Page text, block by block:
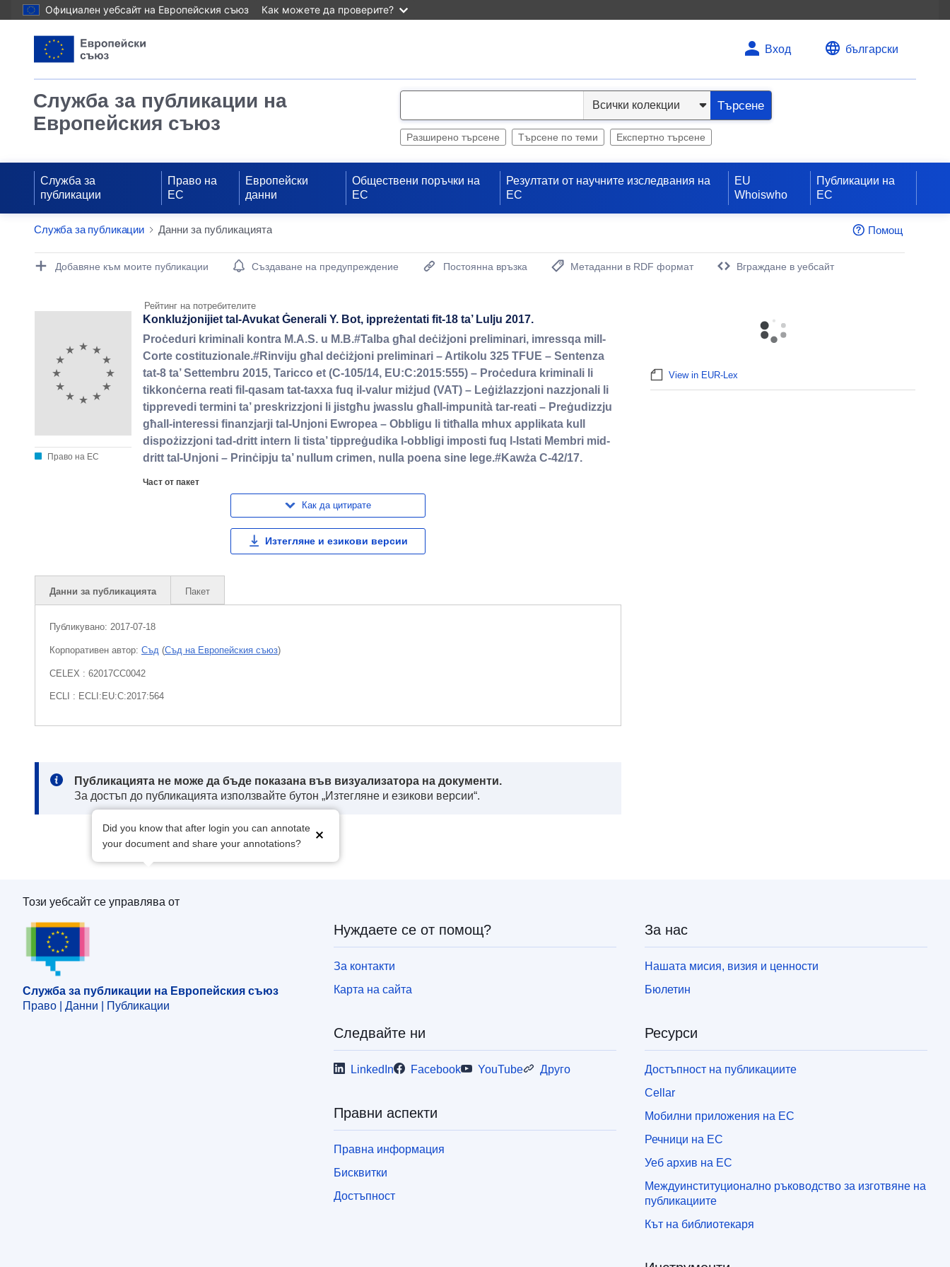
Официален уебсайт на Европейския съюз Как можете да проверите?
Вход български
Служба за публикации на
Европейския съюз
e
Търсене
Разширено търсене Търсене по теми Експертно търсене
Служба за
публикации
Право на
ЕС
Европейски
данни
Обществени поръчки на
ЕС
Резултати от научните изследвания на
ЕС
EU
Whoiswho
Публикации на
ЕС
Служба за публикации Данни за публикацията Помощ
Publication Detail Actions Portlet
Добавяне към моите публикации Създаване на предупреждение Постоянна връзка
Метаданни в RDF формат
Вграждане в уебсайт
Рейтинг на потребителите
Право на ЕС
Konklużjonijiet tal-Avukat Ġenerali Y. Bot, ippreżentati fit-18 ta’ Lulju 2017.
Proċeduri kriminali kontra M.A.S. u M.B.#Talba għal deċiżjoni preliminari, imressqa mill-
Corte costituzionale.#Rinviju għal deċiżjoni preliminari – Artikolu 325 TFUE – Sentenza
tat-8 ta’ Settembru 2015, Taricco et (C-105/14, EU:C:2015:555) – Proċedura kriminali li
tikkonċerna reati fil-qasam tat-taxxa fuq il-valur miżjud (VAT) – Leġiżlazzjoni nazzjonali li
tipprevedi termini ta’ preskrizzjoni li jistgħu jwasslu għall-impunità tar-reati – Preġudizzju
għall-interessi finanzjarji tal-Unjoni Ewropea – Obbligu li titħalla mhux applikata kull
dispożizzjoni tad-dritt intern li tista’ tippreġudika l-obbligi imposti fuq l-Istati Membri mid-
dritt tal-Unjoni – Prinċipju ta’ nullum crimen, nulla poena sine lege.#Kawża C-42/17.
Част от пакет
Как да цитирате
Изтегляне и езикови версии
Данни за публикацията Пакет
Публикувано: 2017-07-18
Корпоративен aвтор: Съд (Съд на Европейския съюз)
CELEX : 62017CC0042
ECLI : ECLI:EU:C:2017:564
Note:
Публикацията не може да бъде показана във визуализатора на документи.
За достъп до публикацията използвайте бутон „Изтегляне и езикови версии“.
Did you know that after login you can annotate
your document and share your annotations?
View in EUR-Lex
Служба за публикации на Европейския съюз
Този уебсайт се управлява от
Служба за публикации на Европейския съюз
Право | Данни | Публикации
Нуждаете се от помощ?
За контакти
Карта на сайта
Следвайте ни
LinkedIn Facebook YouTube Друго
Правни аспекти
Правна информация
Бисквитки
Достъпност
За нас
Нашата мисия, визия и ценности
Бюлетин
Ресурси
Достъпност на публикациите
Cellar
Мобилни приложения на ЕС
Речници на ЕС
Уеб архив на ЕС
Междуинституционално ръководство за изготвяне на
публикациите
Кът на библиотекаря